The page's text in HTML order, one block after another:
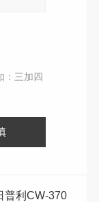
：三加四
普利CW-370